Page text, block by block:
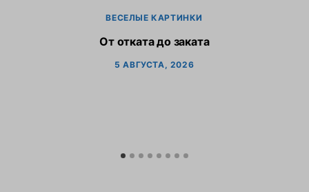
ВЕСЕЛЫЕ КАРТИНКИ
От отката до заката
5 АВГУСТА, 2026